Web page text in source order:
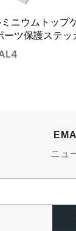
ニウムトップ
ーツ保護ステッ
ニュ